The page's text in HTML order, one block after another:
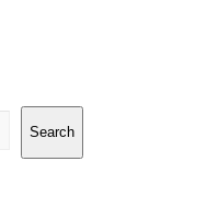
Search